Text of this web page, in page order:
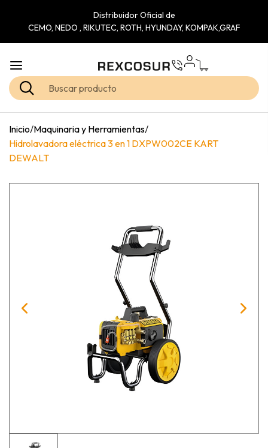
Distribuidor Oficial de
CEMO, NEDO , RIKUTEC, ROTH, HYUNDAY, KOMPAK,GRAF
Inicio/Maquinaria y Herramientas/
Hidrolavadora eléctrica 3 en 1 DXPW002CE KART
DEWALT